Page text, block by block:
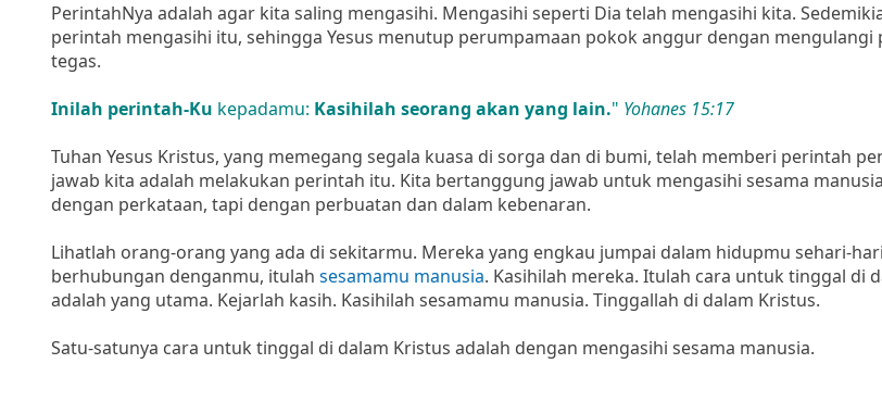
PerintahNya adalah agar kita saling mengasihi. Mengasihi seperti Dia telah mengasihi kita.
perintah mengasihi itu, sehingga Yesus menutup perumpamaan pokok anggur dengan
tegas.
Inilah perintah-Ku kepadamu: Kasihilah seorang akan yang lain." Yohanes 15:17
Tuhan Yesus Kristus, yang memegang segala kuasa di sorga dan di bumi, telah memberi perintah
jawab kita adalah melakukan perintah itu. Kita bertanggung jawab untuk mengasihi sesama
dengan perkataan, tapi dengan perbuatan dan dalam kebenaran.
Lihatlah orang-orang yang ada di sekitarmu. Mereka yang engkau jumpai dalam hidupmu sehari-
berhubungan denganmu, itulah sesamamu manusia. Kasihilah mereka. Itulah cara untuk tinggal di
adalah yang utama. Kejarlah kasih. Kasihilah sesamamu manusia. Tinggallah di dalam Kristus.
Satu-satunya cara untuk tinggal di dalam Kristus adalah dengan mengasihi sesama manusia.